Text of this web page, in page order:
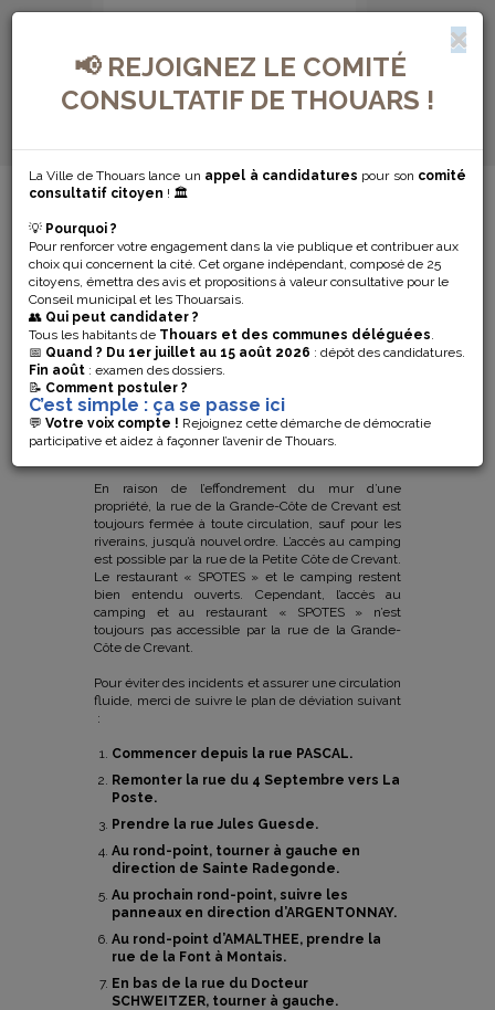
📢 REJOIGNEZ LE COMITÉ
CONSULTATIF DE THOUARS !
La Ville de Thouars lance un appel à candidatures pour son comité
consultatif citoyen ! 🏛️
💡 Pourquoi ?
Pour renforcer votre engagement dans la vie publique et contribuer aux
choix qui concernent la cité. Cet organe indépendant, composé de 25
citoyens, émettra des avis et propositions à valeur consultative pour le
Conseil municipal et les Thouarsais.
👥 Qui peut candidater ?
Tous les habitants de Thouars et des communes déléguées.
📅 Quand ? Du 1er juillet au 15 août 2026 : dépôt des candidatures.
Fin août : examen des dossiers.
📝 Comment postuler ?
C’est simple : ça se passe ici
💬 Votre voix compte ! Rejoignez cette démarche de démocratie
participative et aidez à façonner l’avenir de Thouars.
MENU DE NAVIGATION...
FERMETURE DE
ROUTE : RUE DE
LA GRANDE-
CÔTE DE
CREVANT
En raison de l’effondrement du mur d’une
propriété, la rue de la Grande-Côte de Crevant est
toujours fermée à toute circulation, sauf pour les
riverains, jusqu’à nouvel ordre. L’accès au camping
est possible par la rue de la Petite Côte de Crevant.
Le restaurant « SPOTES » et le camping restent
bien entendu ouverts. Cependant, l’accès au
camping et au restaurant « SPOTES » n’est
toujours pas accessible par la rue de la Grande-
Côte de Crevant.
Pour éviter des incidents et assurer une circulation
fluide, merci de suivre le plan de déviation suivant
:
Commencer depuis la rue PASCAL.
Remonter la rue du 4 Septembre vers La
Poste.
Prendre la rue Jules Guesde.
Au rond-point, tourner à gauche en
direction de Sainte Radegonde.
Au prochain rond-point, suivre les
panneaux en direction d’ARGENTONNAY.
Au rond-point d’AMALTHEE, prendre la
rue de la Font à Montais.
En bas de la rue du Docteur
SCHWEITZER, tourner à gauche.